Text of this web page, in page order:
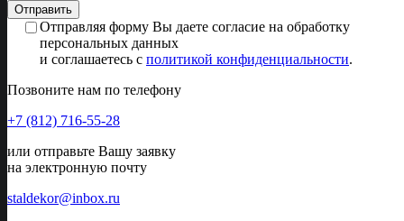
Отправляя форму Вы даете согласие на обработку
персональных данных
и соглашаетесь с политикой конфиденциальности.
Позвоните нам по телефону
+7 (812) 716-55-28
или отправьте Вашу заявку
на электронную почту
staldekor@inbox.ru